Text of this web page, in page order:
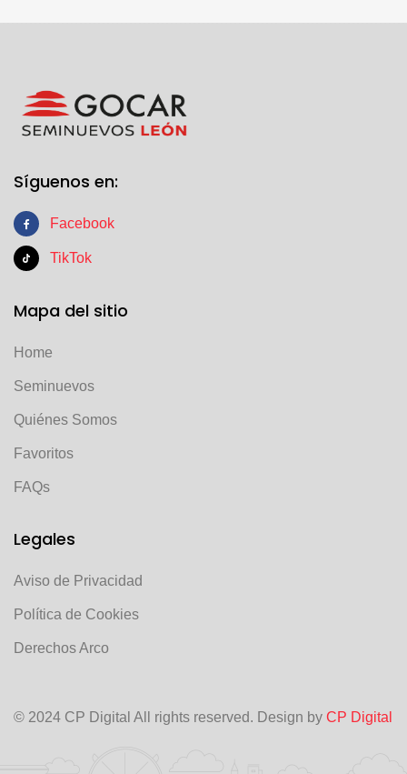
Síguenos en:
Facebook
TikTok
Mapa del sitio
Home
Seminuevos
Quiénes Somos
Favoritos
FAQs
Legales
Aviso de Privacidad
Política de Cookies
Derechos Arco
© 2024 CP Digital All rights reserved. Design by CP Digital